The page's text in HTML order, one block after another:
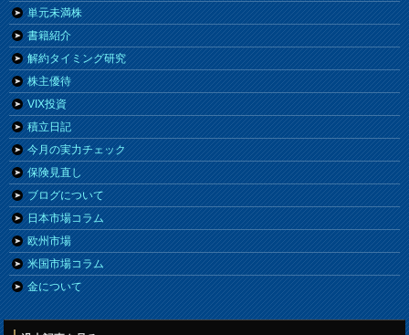
単元未満株
書籍紹介
解約タイミング研究
株主優待
VIX投資
積立日記
今月の実力チェック
保険見直し
ブログについて
日本市場コラム
欧州市場
米国市場コラム
金について